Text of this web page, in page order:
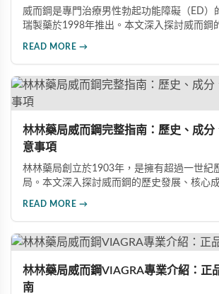
威而鋼是專門治療男性勃起功能障礙（ED）
瑞製藥於1998年推出。本文深入探討威而鋼
這款革命性藥品。
READ MORE →
林林藥局威而鋼完整指南：歷史、成分
意事項
林林藥局創立於1903年，是擁有超過一世紀
局。本文深入探討威而鋼的歷史發展、核心
全面瞭解並安全使用相關產品。
READ MORE →
林林藥局威而鋼VIAGRA專業介紹：正
南